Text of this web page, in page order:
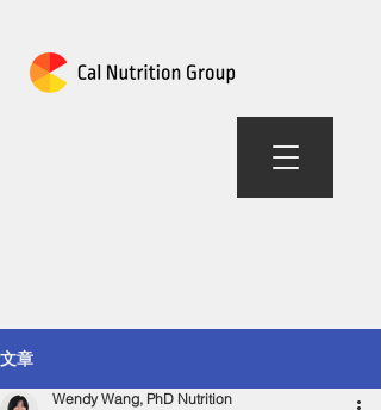
文章
Wendy Wang, PhD Nutrition